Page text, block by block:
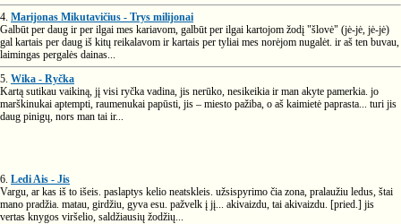
4. Marijonas Mikutavičius - Trys milijonai
Galbūt per daug ir per ilgai mes kariavom, galbūt per ilgai kartojom žodį "šlovė" (jė-jė, jė-jė)
gal kartais per daug iš kitų reikalavom ir kartais per tyliai mes norėjom nugalėt. ir aš ten buvau,
laimingas pergalės dainas...
5. Wika - Ryčka
Kartą sutikau vaikiną, jį visi ryčka vadina, jis nerūko, nesikeikia ir man akyte pamerkia. jo
marškinukai aptempti, raumenukai papūsti, jis – miesto pažiba, o aš kaimietė paprasta... turi jis
daug pinigų, nors man tai ir...
6. Ledi Ais - Jis
Vargu, ar kas iš to išeis. paslaptys kelio neatskleis. užsispyrimo čia zona, pralaužiu ledus, štai
mano pradžia. matau, girdžiu, gyva esu. pažvelk į jį... akivaizdu, tai akivaizdu. [pried.] jis
vertas knygos viršelio, saldžiausių žodžių...